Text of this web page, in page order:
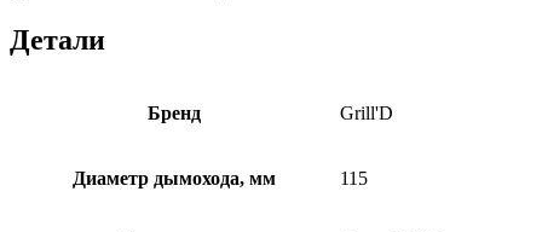
Детали
Бренд Grill'D
Диаметр дымохода, мм 115